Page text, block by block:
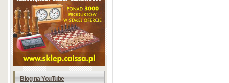
Blog na YouTube